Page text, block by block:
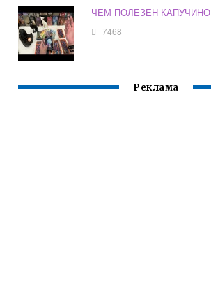
ЧЕМ ПОЛЕЗЕН КАПУЧИНО
7468
Реклама